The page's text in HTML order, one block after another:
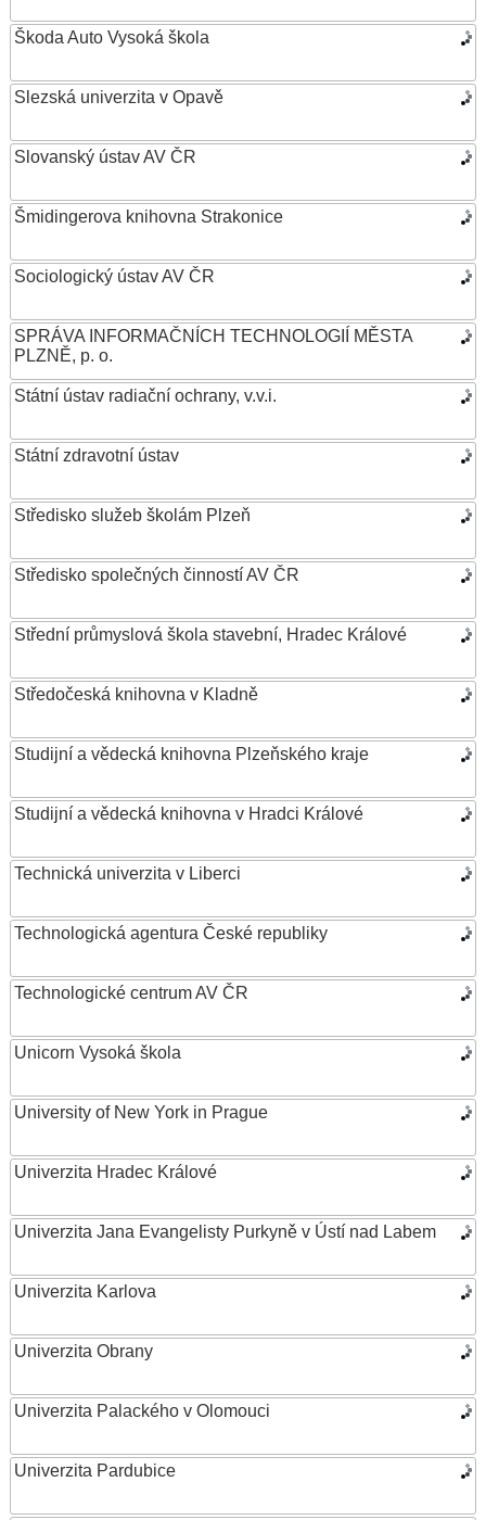
Škoda Auto Vysoká škola
Slezská univerzita v Opavě
Slovanský ústav AV ČR
Šmidingerova knihovna Strakonice
Sociologický ústav AV ČR
SPRÁVA INFORMAČNÍCH TECHNOLOGIÍ MĚSTA
PLZNĚ, p. o.
Státní ústav radiační ochrany, v.v.i.
Státní zdravotní ústav
Středisko služeb školám Plzeň
Středisko společných činností AV ČR
Střední průmyslová škola stavební, Hradec Králové
Středočeská knihovna v Kladně
Studijní a vědecká knihovna Plzeňského kraje
Studijní a vědecká knihovna v Hradci Králové
Technická univerzita v Liberci
Technologická agentura České republiky
Technologické centrum AV ČR
Unicorn Vysoká škola
University of New York in Prague
Univerzita Hradec Králové
Univerzita Jana Evangelisty Purkyně v Ústí nad Labem
Univerzita Karlova
Univerzita Obrany
Univerzita Palackého v Olomouci
Univerzita Pardubice